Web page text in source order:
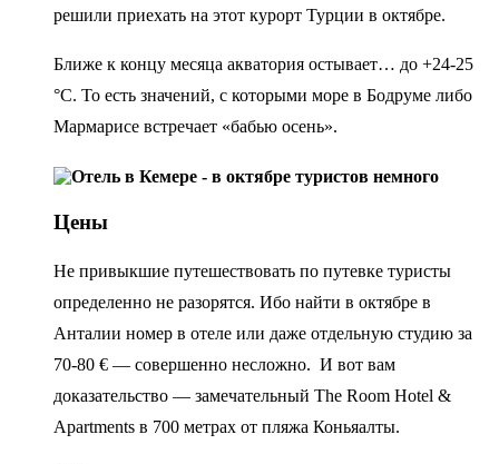
решили приехать на этот курорт Турции в октябре.
Ближе к концу месяца акватория остывает… до +24-25
°C. То есть значений, с которыми море в Бодруме либо
Мармарисе встречает «бабью осень».
Цены
Не привыкшие путешествовать по путевке туристы
определенно не разорятся. Ибо найти в октябре в
Анталии номер в отеле или даже отдельную студию за
70-80 € — совершенно несложно. И вот вам
доказательство — замечательный The Room Hotel &
Apartments в 700 метрах от пляжа Коньяалты.